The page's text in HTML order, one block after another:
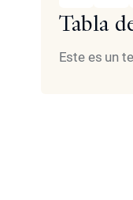
Tabla
Este es un